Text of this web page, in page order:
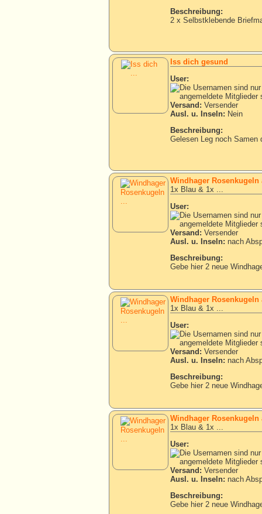
Beschreibung:
2 x Selbstklebende
Iss dich gesund
User:
Versand: Versender
Ausl. u. Inseln: Nein
Beschreibung:
Gelesen Leg noch Samen
Windhager Rosenkugeln
1x Blau & 1x ...
User:
Versand: Versender
Ausl. u. Inseln: nach
Beschreibung:
Gebe hier 2 neue
Windhager Rosenkugeln
1x Blau & 1x ...
User:
Versand: Versender
Ausl. u. Inseln: nach
Beschreibung:
Gebe hier 2 neue
Windhager Rosenkugeln
1x Blau & 1x ...
User:
Versand: Versender
Ausl. u. Inseln: nach
Beschreibung:
Gebe hier 2 neue